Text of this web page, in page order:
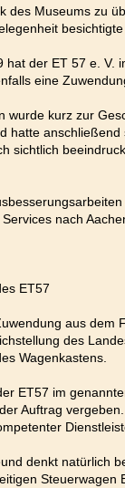
des Museums zu
hat der ET 57 e. V.
eine
wurde kurz zur
hatte
sichtlich
nach
ET57
aus dem
des
Wagenkastens.
ET57 im
Auftrag
denkt natürlich
Steuerwagen